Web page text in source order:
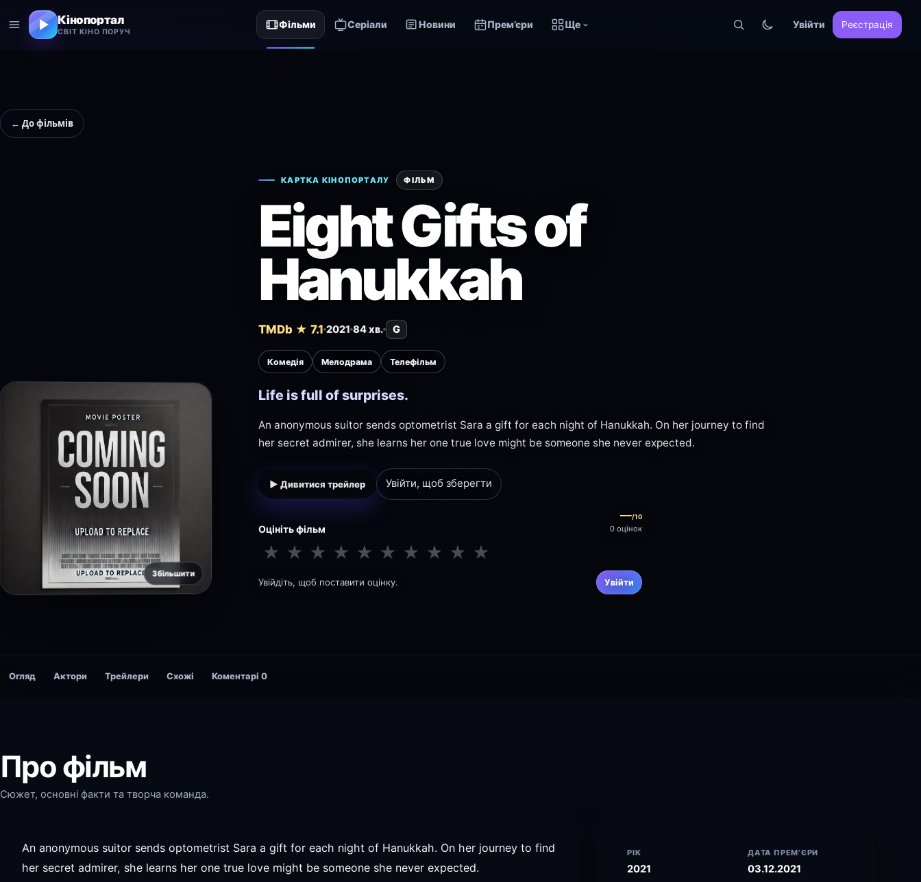
Кінопортал
СВІТ КІНО ПОРУЧ
Фільми Серіали Новини Прем’єри Ще Увійти Реєстрація
← До фільмів
Збільшити
КАРТКА КІНОПОРТАЛУ ФІЛЬМ
Eight Gifts of
Hanukkah
TMDb ★ 7.1 2021 84 хв. G
Комедія Мелодрама Телефільм
Life is full of surprises.
An anonymous suitor sends optometrist Sara a gift for each night of Hanukkah. On her journey to find
her secret admirer, she learns her one true love might be someone she never expected.
▶ Дивитися трейлер Увійти, щоб зберегти
Оцініть фільм
—/10
0 оцінок
★ ★ ★ ★ ★ ★ ★ ★ ★ ★
Увійдіть, щоб поставити оцінку. Увійти
Огляд Актори Трейлери Схожі Коментарі 0
Про фільм
Сюжет, основні факти та творча команда.
An anonymous suitor sends optometrist Sara a gift for each night of Hanukkah. On her journey to find
her secret admirer, she learns her one true love might be someone she never expected.
РІК
2021
ДАТА ПРЕМ’ЄРИ
03.12.2021